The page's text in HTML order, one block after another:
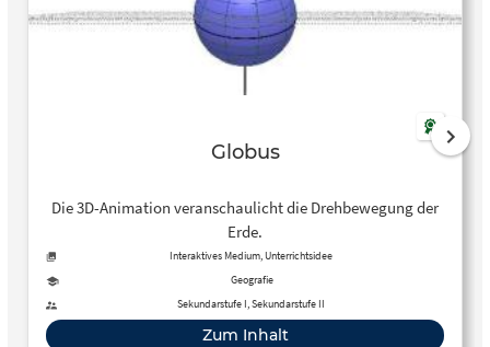
Globus
Die 3D-Animation veranschaulicht die Drehbewegung der
Erde.
Interaktives Medium, Unterrichtsidee
Geografie
Sekundarstufe I, Sekundarstufe II
Zum Inhalt